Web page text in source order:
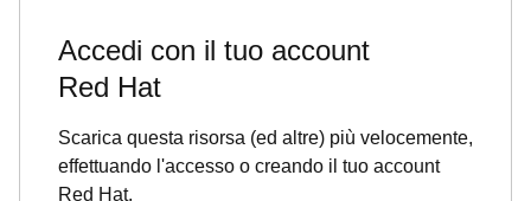
Accedi con il tuo account
Red Hat
Scarica questa risorsa (ed altre) più velocemente,
effettuando l'accesso o creando il tuo account
Red Hat.